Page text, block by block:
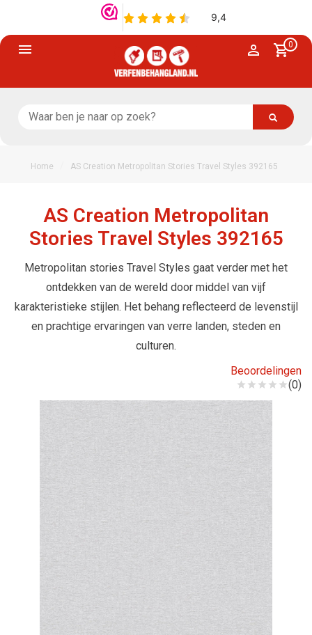
0
Home AS Creation Metropolitan Stories Travel Styles 392165
AS Creation Metropolitan
Stories Travel Styles 392165
Metropolitan stories Travel Styles gaat verder met het
ontdekken van de wereld door middel van vijf
karakteristieke stijlen. Het behang reflecteerd de levenstijl
en prachtige ervaringen van verre landen, steden en
culturen.
Beoordelingen
(0)